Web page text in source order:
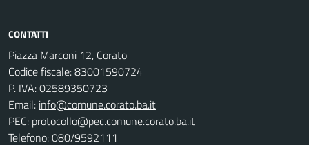
CONTATTI
Piazza Marconi 12, Corato
Codice fiscale: 83001590724
P. IVA: 02589350723
Email: info@comune.corato.ba.it
PEC: protocollo@pec.comune.corato.ba.it
Telefono: 080/9592111